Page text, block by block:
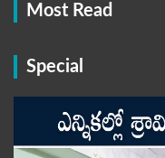
Most Read
Special